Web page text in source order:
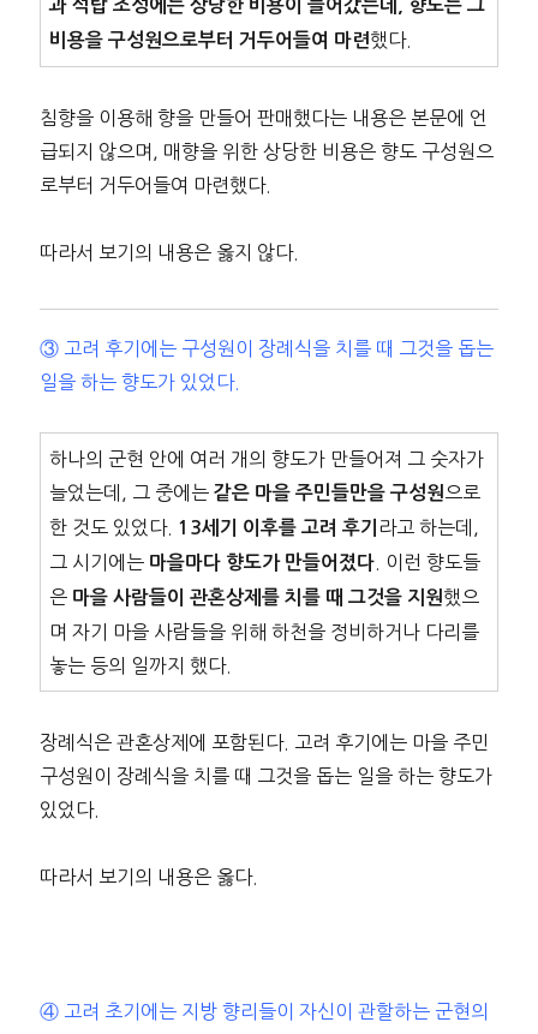
과 석탑 조성에는 상당한 비용이 들어갔는데, 향도는 그
비용을 구성원으로부터 거두어들여 마련 했다.
침향을 이용해 향을 만들어 판매했다는 내용은 본문에 언
급되지 않으며, 매향을 위한 상당한 비용은 향도 구성원으
로부터 거두어들여 마련했다.
따라서 보기의 내용은 옳지 않다.
③ 고려 후기에는 구성원이 장례식을 치를 때 그것을 돕는
일을 하는 향도가 있었다.
하나의 군현 안에 여러 개의 향도가 만들어져 그 숫자가
늘었는데, 그 중에는 같은 마을 주민들만을 구성원 으로
한 것도 있었다. 13세기 이후를 고려 후기 라고 하는데,
그 시기에는 마을마다 향도가 만들어졌다. 이런 향도들
은 마을 사람들이 관혼상제를 치를 때 그것을 지원 했으
며 자기 마을 사람들을 위해 하천을 정비하거나 다리를
놓는 등의 일까지 했다.
장례식은 관혼상제에 포함된다. 고려 후기에는 마을 주민
구성원이 장례식을 치를 때 그것을 돕는 일을 하는 향도가
있었다.
따라서 보기의 내용은 옳다.
④ 고려 초기에는 지방 향리들이 자신이 관할하는 군현의